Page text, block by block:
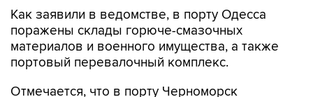
Как заявили в ведомстве, в порту Одесса
поражены склады горюче-смазочных
материалов и военного имущества, а также
портовый перевалочный комплекс.
Отмечается, что в порту Черноморск